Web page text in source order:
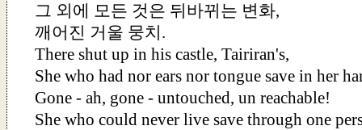
그 외에 모든 것은 뒤바뀌는 변화,
깨어진 거울 뭉치.
There shut up in his castle, Tairiran's,
She who had nor ears nor tongue save in her
Gone - ah, gone - untouched, un reachable!
She who could never live save through one